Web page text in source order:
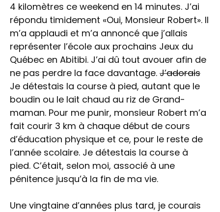
4 kilomètres ce weekend en 14 minutes. J’ai
répondu timidement «Oui, Monsieur Robert». Il
m’a applaudi et m’a annoncé que j’allais
représenter l’école aux prochains Jeux du
Québec en Abitibi. J’ai dû tout avouer afin de
ne pas perdre la face davantage. J’adorais
Je détestais la course à pied, autant que le
boudin ou le lait chaud au riz de Grand-
maman. Pour me punir, monsieur Robert m’a
fait courir 3 km à chaque début de cours
d’éducation physique et ce, pour le reste de
l’année scolaire. Je détestais la course à
pied. C’était, selon moi, associé à une
pénitence jusqu’à la fin de ma vie.
Une vingtaine d’années plus tard, je courais